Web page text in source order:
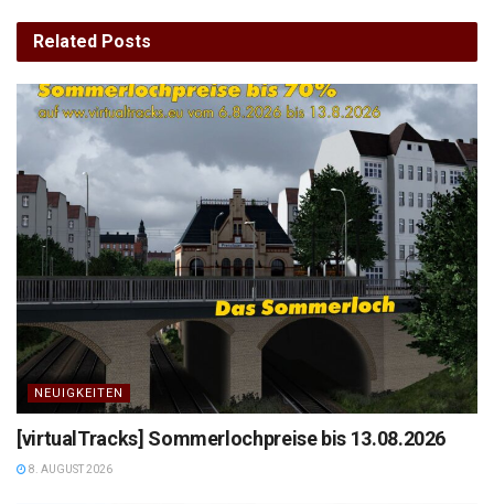
Related Posts
NEUIGKEITEN
[virtualTracks] Sommerlochpreise bis 13.08.2026
8. AUGUST 2026